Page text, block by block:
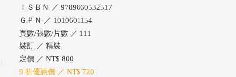
ＩＳＢＮ ／ 9789860532517
ＧＰＮ ／ 1010601154
頁數/張數/片數 ／ 111
裝訂 ／ 精裝
定價 ／ NT$ 800
9 折優惠價 ／ NT$ 720